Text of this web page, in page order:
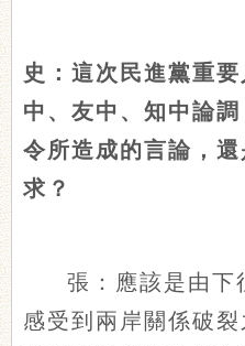
史：這次民進黨重
中、友中、知中論
令所造成的言論，
求？
張：應該是由下
感受到兩岸關係破裂